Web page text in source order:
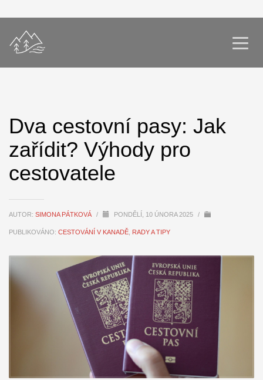
Dva cestovní pasy: Jak
zařídit? Výhody pro
cestovatele
AUTOR: SIMONA PÁTKOVÁ / PONDĚLÍ, 10 ÚNORA 2025 /
PUBLIKOVÁNO: CESTOVÁNÍ V KANADĚ RADY A TIPY